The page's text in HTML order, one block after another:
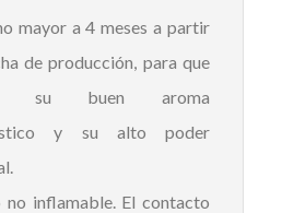
mayor a 4 meses a partir
de producción, para que
su buen aroma
y su alto poder
no inflamable. El contacto